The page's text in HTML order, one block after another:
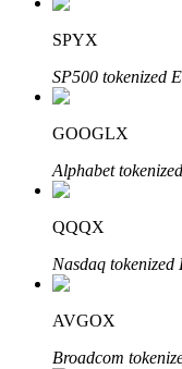
Zdobądź
SPYX
SP500 tokenized
GOOGLX
Alphabet
QQQX
Nasdaq tokenized
AVGOX
Broadcom